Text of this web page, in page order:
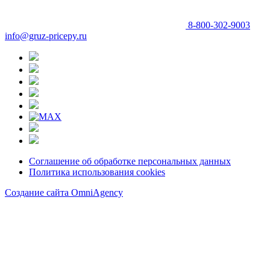
8-800-302-9003
info@gruz-pricepy.ru
Соглашение об обработке персональных данных
Политика использования cookies
Создание сайта OmniAgency